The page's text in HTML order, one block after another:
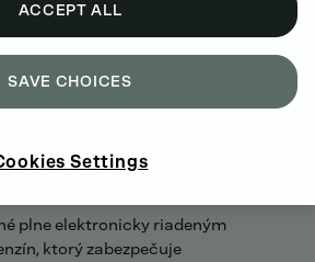
PRE NÁROČNÉ APLIKÁCIE
plne elektronicky riadeným
ktorý zabezpečuje
ACCEPT ALL
SAVE CHOICES
Settings